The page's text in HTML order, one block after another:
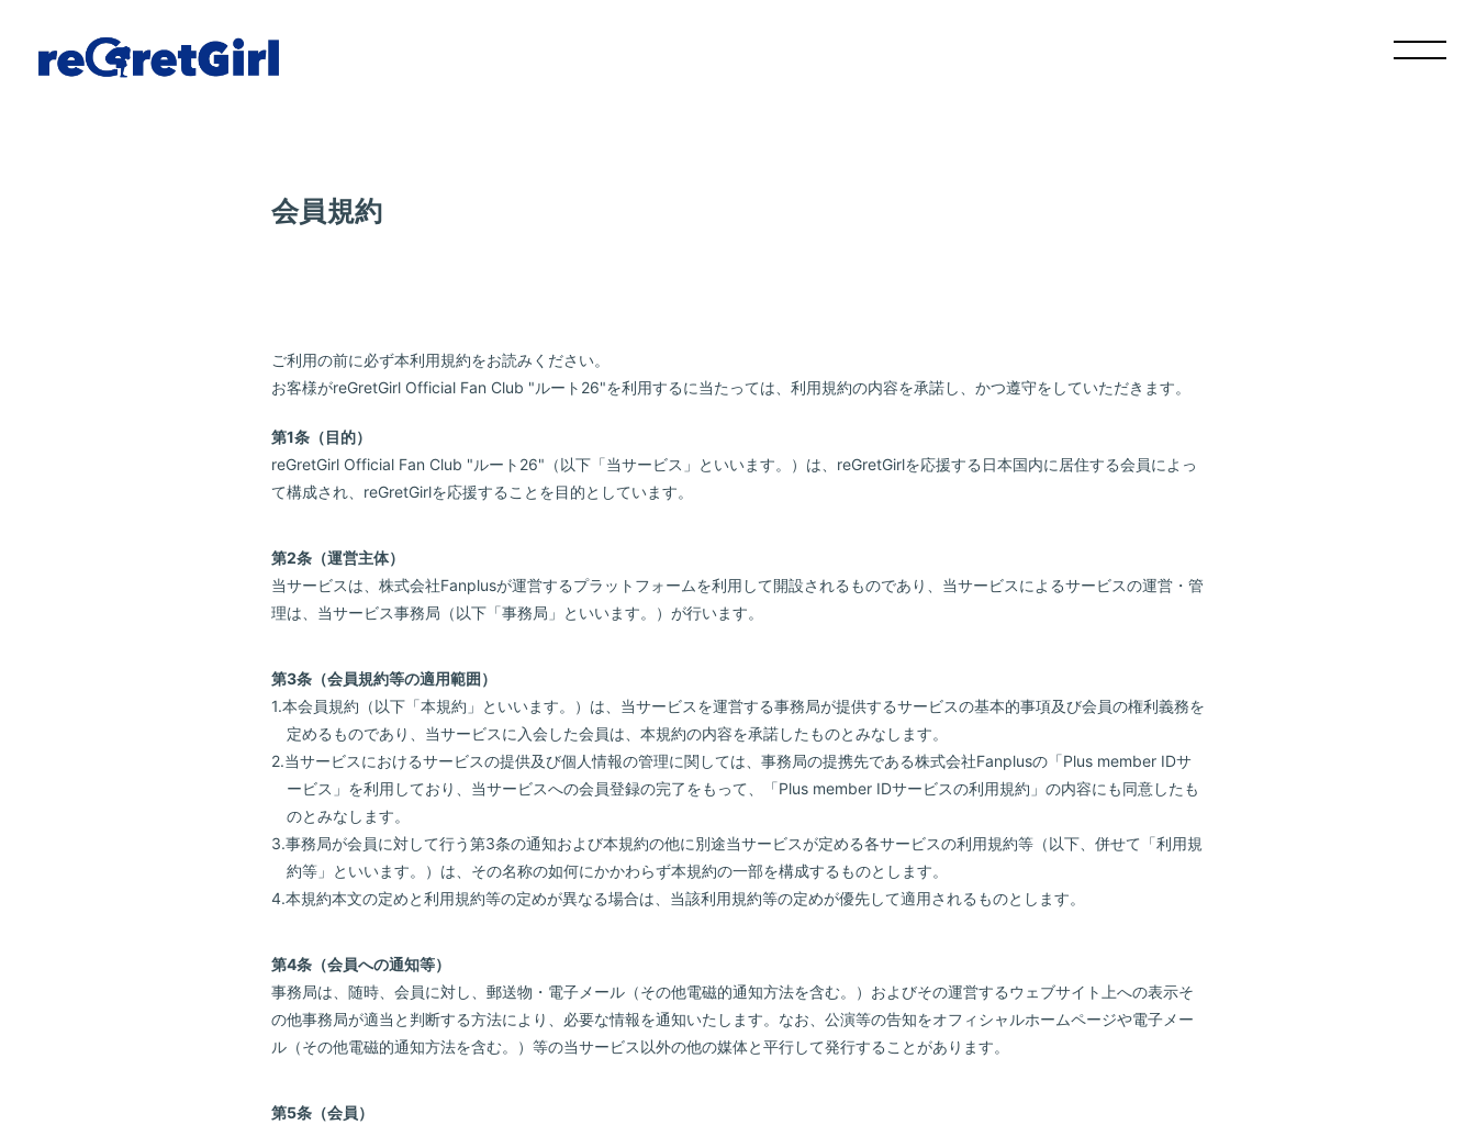
会員規約
ご利用の前に必ず本利用規約をお読みください。
お客様がreGretGirl Official Fan Club "ルート26"を利用するに当たっては、利用規約の内容を承諾し、かつ遵守をしていただきます。
第1条（目的）
reGretGirl Official Fan Club "ルート26"（以下「当サービス」といいます。）は、reGretGirlを応援する日本国内に居住する会員によっ
て構成され、reGretGirlを応援することを目的としています。
第2条（運営主体）
当サービスは、株式会社Fanplusが運営するプラットフォームを利用して開設されるものであり、当サービスによるサービスの運営・管
理は、当サービス事務局（以下「事務局」といいます。）が行います。
第3条（会員規約等の適用範囲）
1.本会員規約（以下「本規約」といいます。）は、当サービスを運営する事務局が提供するサービスの基本的事項及び会員の権利義務を
定めるものであり、当サービスに入会した会員は、本規約の内容を承諾したものとみなします。
2.当サービスにおけるサービスの提供及び個人情報の管理に関しては、事務局の提携先である株式会社Fanplusの「Plus member IDサ
ービス」を利用しており、当サービスへの会員登録の完了をもって、「Plus member IDサービスの利用規約」の内容にも同意したも
のとみなします。
3.事務局が会員に対して行う第3条の通知および本規約の他に別途当サービスが定める各サービスの利用規約等（以下、併せて「利用規
約等」といいます。）は、その名称の如何にかかわらず本規約の一部を構成するものとします。
4.本規約本文の定めと利用規約等の定めが異なる場合は、当該利用規約等の定めが優先して適用されるものとします。
第4条（会員への通知等）
事務局は、随時、会員に対し、郵送物・電子メール（その他電磁的通知方法を含む。）およびその運営するウェブサイト上への表示そ
の他事務局が適当と判断する方法により、必要な情報を通知いたします。なお、公演等の告知をオフィシャルホームページや電子メー
ル（その他電磁的通知方法を含む。）等の当サービス以外の他の媒体と平行して発行することがあります。
第5条（会員）